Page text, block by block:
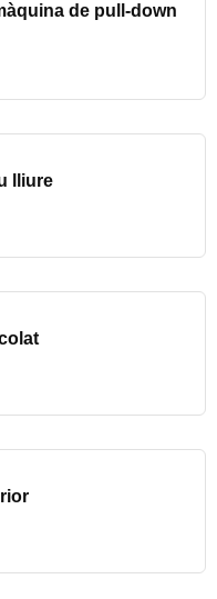
de pull-down
lliure